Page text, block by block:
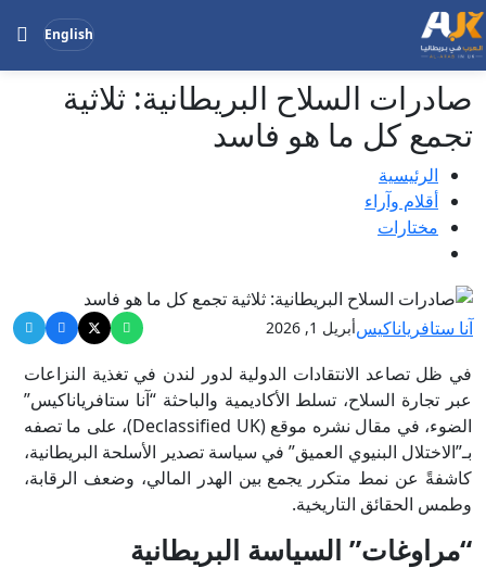
English
ابحث
في
الموقع
بحث
صادرات السلاح البريطانية: ثلاثية
تجمع كل ما هو فاسد
الرئيسية
أقلام وآراء
مختارات
آنا ستافرياناكيسأبريل 1, 2026
في ظل تصاعد الانتقادات الدولية لدور لندن في تغذية النزاعات
عبر تجارة السلاح، تسلط الأكاديمية والباحثة “آنا ستافرياناكيس”
الضوء، في مقال نشره موقع (Declassified UK)، على ما تصفه
بـ”الاختلال البنيوي العميق” في سياسة تصدير الأسلحة البريطانية،
كاشفةً عن نمط متكرر يجمع بين الهدر المالي، وضعف الرقابة،
وطمس الحقائق التاريخية.
“مراوغات” السياسة البريطانية